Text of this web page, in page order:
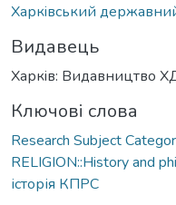
Харкiвський
Видавець
Харкiв: Видавництво
Ключові слова
Research Subject
RELIGION::History and
історія КПРС